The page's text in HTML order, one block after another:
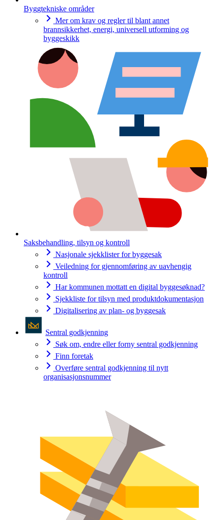
Byggtekniske områder
Mer om krav og regler til blant annet
brannsikkerhet, energi, universell utforming og
byggeskikk
Saksbehandling, tilsyn og kontroll
Nasjonale sjekklister for byggesak
Veiledning for gjennomføring av uavhengig
kontroll
Har kommunen mottatt en digital byggesøknad?
Sjekkliste for tilsyn med produktdokumentasjon
Digitalisering av plan- og byggesak
Sentral godkjenning
Søk om, endre eller forny sentral godkjenning
Finn foretak
Overføre sentral godkjenning til nytt
organisasjonsnummer